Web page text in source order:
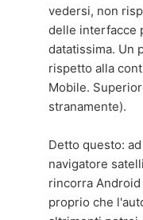
vedersi, non
delle interfacce
datatissima. Un
rispetto alla
Mobile.
stranamente).
Detto questo:
navigatore
rincorra
proprio che